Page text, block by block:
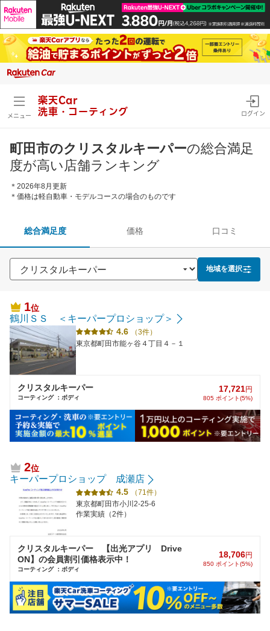
メニュー
楽天Car
洗車・コーティング
ログイン
町田市のクリスタルキーパーの総合満足
度が高い店舗ランキング
＊2026年8月更新
＊価格は軽自動車・モデルコースの場合のものです
総合満足度 価格 口コミ
地域を選択
1位
鶴川ＳＳ ＜キーパープロショップ＞
4.6
（3件）
東京都町田市能ヶ谷４丁目４－１
クリスタルキーパー
コーティング ：ボディ
17,721円
805 ポイント(5%)
2位
キーパープロショップ 成瀬店
4.5
（71件）
東京都町田市小川2-25-6
作業実績（2件）
クリスタルキーパー 【出光アプリ Drive
ON】の会員割引価格表示中！
コーティング ：ボディ
18,706円
850 ポイント(5%)